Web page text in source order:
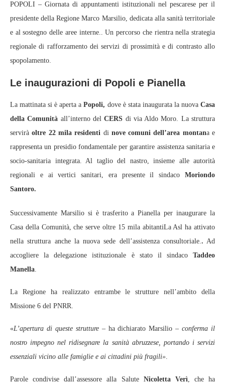
POPOLI – Giornata di appuntamenti istituzionali nel pescarese per il
presidente della Regione Marco Marsilio, dedicata alla sanità territoriale
e al sostegno delle aree interne.. Un percorso che rientra nella strategia
regionale di rafforzamento dei servizi di prossimità e di contrasto allo
spopolamento.
Le inaugurazioni di Popoli e Pianella
La mattinata si è aperta aPopoli, dove è stata inaugurata la nuovaCasa
della Comunità all’interno delCERS di via Aldo Moro. La struttura
serviràoltre 22 mila residenti di nove comuni dell’area montana e
rappresenta un presidio fondamentale per garantire assistenza sanitaria e
socio-sanitaria integrata. Al taglio del nastro, insieme alle autorità
regionali e ai vertici sanitari, era presente il sindaco Moriondo
Santoro.
Successivamente Marsilio si è trasferito a Pianella per inaugurare la
Casa della Comunità, che serve oltre 15 mila abitantiLa Asl ha attivato
nella struttura anche la nuova sede dell’assistenza consultoriale.. Ad
accogliere la delegazione istituzionale è stato il sindaco Taddeo
Manella.
La Regione ha realizzato entrambe le strutture nell’ambito della
Missione 6 del PNRR.
«L’apertura di queste strutture– ha dichiarato Marsilio –conferma il
nostro impegno nel ridisegnare la sanità abruzzese, portando i servizi
essenziali vicino alle famiglie e ai cittadini più fragili».
Parole condivise dall’assessore alla SaluteNicoletta Verì, che ha